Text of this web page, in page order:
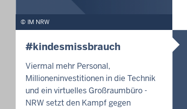
IM NRW
#kindesmissbrauch
Viermal mehr Personal,
Millioneninvestitionen in die Technik
und ein virtuelles Großraumbüro -
NRW setzt den Kampf gegen